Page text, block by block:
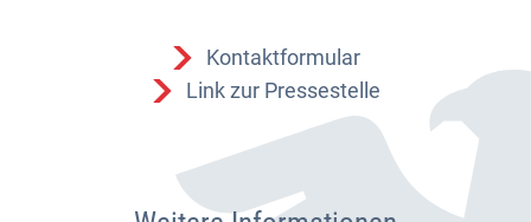
Kontaktformular
Link zur Pressestelle